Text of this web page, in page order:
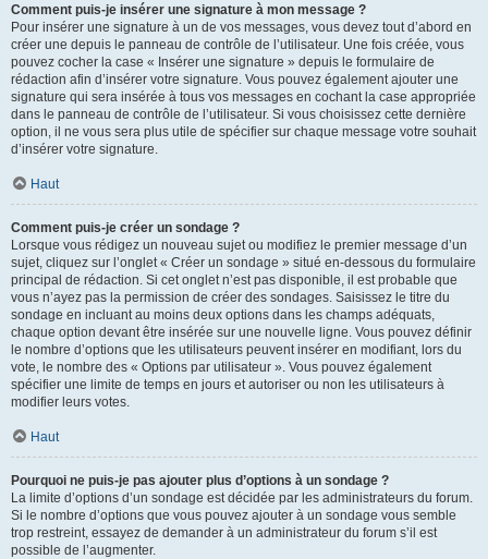
Comment puis-je insérer une signature à mon message ?
Pour insérer une signature à un de vos messages, vous devez tout d’abord en
créer une depuis le panneau de contrôle de l’utilisateur. Une fois créée, vous
pouvez cocher la case « Insérer une signature » depuis le formulaire de
rédaction afin d’insérer votre signature. Vous pouvez également ajouter une
signature qui sera insérée à tous vos messages en cochant la case appropriée
dans le panneau de contrôle de l’utilisateur. Si vous choisissez cette dernière
option, il ne vous sera plus utile de spécifier sur chaque message votre souhait
d’insérer votre signature.
Haut
Comment puis-je créer un sondage ?
Lorsque vous rédigez un nouveau sujet ou modifiez le premier message d’un
sujet, cliquez sur l’onglet « Créer un sondage » situé en-dessous du formulaire
principal de rédaction. Si cet onglet n’est pas disponible, il est probable que
vous n’ayez pas la permission de créer des sondages. Saisissez le titre du
sondage en incluant au moins deux options dans les champs adéquats,
chaque option devant être insérée sur une nouvelle ligne. Vous pouvez définir
le nombre d’options que les utilisateurs peuvent insérer en modifiant, lors du
vote, le nombre des « Options par utilisateur ». Vous pouvez également
spécifier une limite de temps en jours et autoriser ou non les utilisateurs à
modifier leurs votes.
Haut
Pourquoi ne puis-je pas ajouter plus d’options à un sondage ?
La limite d’options d’un sondage est décidée par les administrateurs du forum.
Si le nombre d’options que vous pouvez ajouter à un sondage vous semble
trop restreint, essayez de demander à un administrateur du forum s’il est
possible de l’augmenter.